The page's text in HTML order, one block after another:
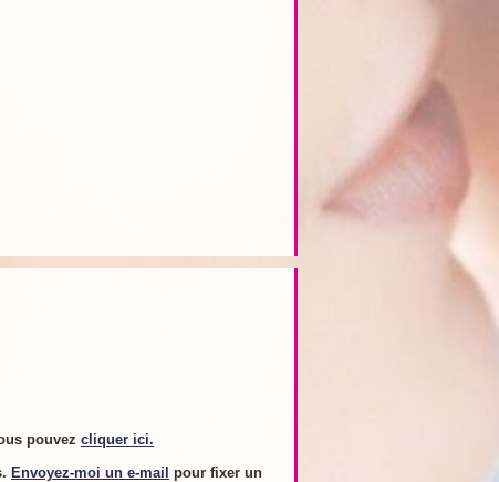
pouvez cliquer ici.
Envoyez-moi un e-mail pour fixer un